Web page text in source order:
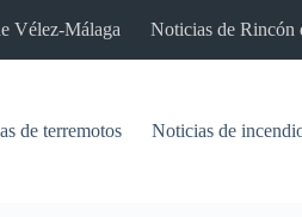
Vélez-Málaga Noticias de Rincón
de terremotos Noticias de